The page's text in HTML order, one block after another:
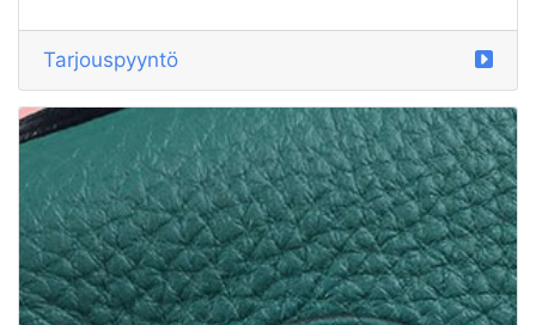
Tarjouspyyntö